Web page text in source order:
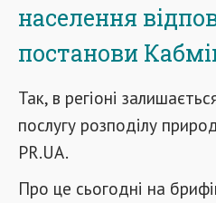
населення
постанови
Так, в регіоні
послугу розподілу
PR.UA.
Про це сьогодні на